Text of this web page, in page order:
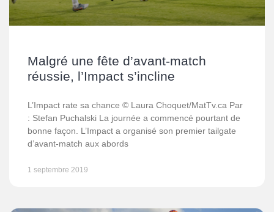
Malgré une fête d’avant-match
réussie, l’Impact s’incline
L’Impact rate sa chance © Laura Choquet/MatTv.ca Par
: Stefan Puchalski La journée a commencé pourtant de
bonne façon. L’Impact a organisé son premier tailgate
d’avant-match aux abords
1 septembre 2019